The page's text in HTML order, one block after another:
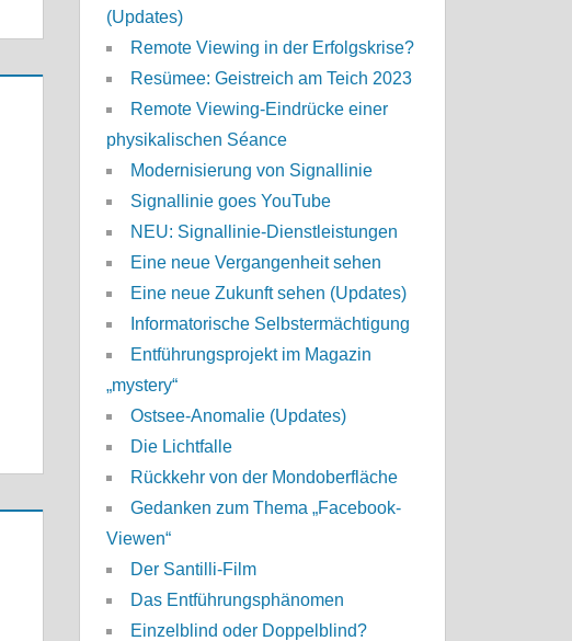
(Updates)
Remote Viewing in der Erfolgskrise?
Resümee: Geistreich am Teich 2023
Remote Viewing-Eindrücke einer
physikalischen Séance
Modernisierung von Signallinie
Signallinie goes YouTube
NEU: Signallinie-Dienstleistungen
Eine neue Vergangenheit sehen
Eine neue Zukunft sehen (Updates)
Informatorische Selbstermächtigung
Entführungsprojekt im Magazin
„mystery“
Ostsee-Anomalie (Updates)
Die Lichtfalle
Rückkehr von der Mondoberfläche
Gedanken zum Thema „Facebook-
Viewen“
Der Santilli-Film
Das Entführungsphänomen
Einzelblind oder Doppelblind?